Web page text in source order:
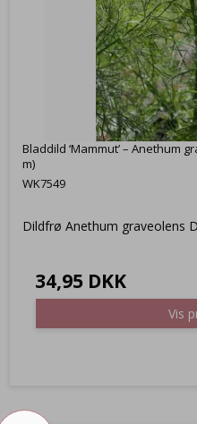
Bladdild ‘Mammut’ – Anethum
m)
WK7549
Dildfrø Anethum graveolens
34,95 DKK
Vis